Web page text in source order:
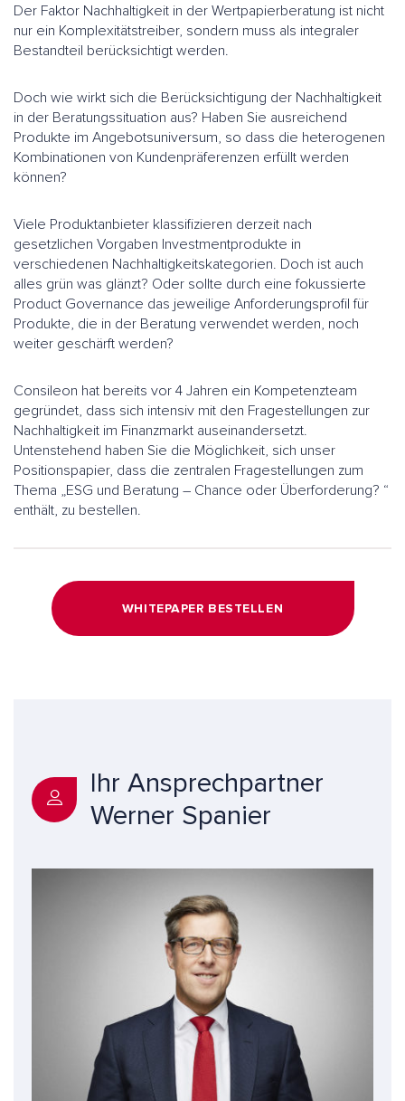
Der Faktor Nachhaltigkeit in der Wertpapierberatung ist nicht
nur ein Komplexitätstreiber, sondern muss als integraler
Bestandteil berücksichtigt werden.
Doch wie wirkt sich die Berücksichtigung der Nachhaltigkeit
in der Beratungssituation aus? Haben Sie ausreichend
Produkte im Angebotsuniversum, so dass die heterogenen
Kombinationen von Kundenpräferenzen erfüllt werden
können?
Viele Produktanbieter klassifizieren derzeit nach
gesetzlichen Vorgaben Investmentprodukte in
verschiedenen Nachhaltigkeitskategorien. Doch ist auch
alles grün was glänzt? Oder sollte durch eine fokussierte
Product Governance das jeweilige Anforderungsprofil für
Produkte, die in der Beratung verwendet werden, noch
weiter geschärft werden?
Consileon hat bereits vor 4 Jahren ein Kompetenzteam
gegründet, dass sich intensiv mit den Fragestellungen zur
Nachhaltigkeit im Finanzmarkt auseinandersetzt.
Untenstehend haben Sie die Möglichkeit, sich unser
Positionspapier, dass die zentralen Fragestellungen zum
Thema „ESG und Beratung – Chance oder Überforderung? “
enthält, zu bestellen.
WHITEPAPER BESTELLEN
Ihr Ansprechpartner
Werner Spanier